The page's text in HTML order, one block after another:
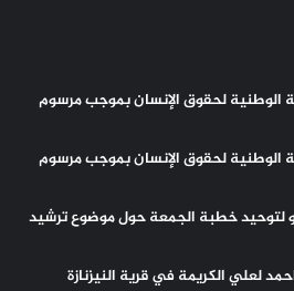
الوطنية لحقوق الإنسان بموجب مرسوم
الوطنية لحقوق الإنسان بموجب مرسوم
لتوحيد خطبة الجمعة حول موضوع ترشيد
لعلي الكريمة في قرية النيزنازة